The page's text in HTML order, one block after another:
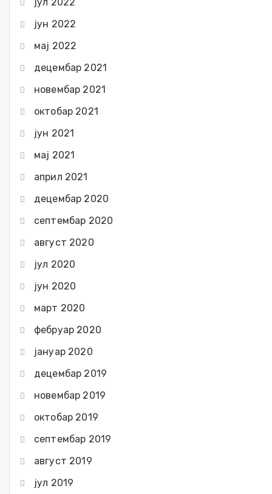
јун 2022
мај 2022
децембар 2021
новембар 2021
октобар 2021
јун 2021
мај 2021
април 2021
децембар 2020
септембар 2020
август 2020
јул 2020
јун 2020
март 2020
фебруар 2020
јануар 2020
децембар 2019
новембар 2019
октобар 2019
септембар 2019
август 2019
јул 2019